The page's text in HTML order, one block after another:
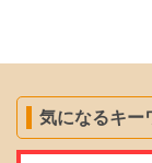
気になるキー